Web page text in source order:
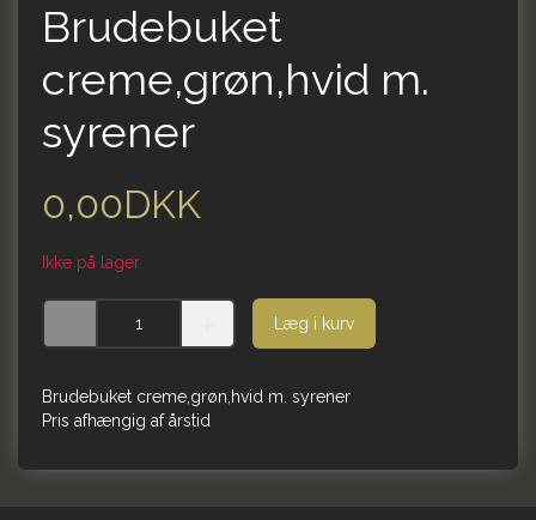
Brudebuket
creme,grøn,hvid m.
syrener
0,00DKK
Ikke på lager
Læg i kurv
Brudebuket creme,grøn,hvid m. syrener
Pris afhængig af årstid